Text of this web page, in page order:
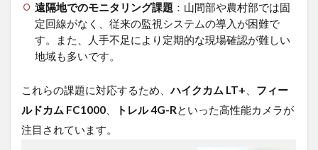
ケ
ッ
ト
モ
バ
ル
神
プ
ラ
遠隔地でのモニタリング課題 ：山間部や農村部では固
定回線がなく、従来の監視システムの導入が困難で
す。また、人手不足により定期的な現場確認が難しい
地域も多いです。
これらの課題に対応するため、ハイクカム LT+
フィー
ルドカム FC1000
トレル 4G-Rといった高性能カメラが
注目されています。